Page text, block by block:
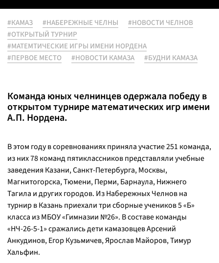
#КАМАЗ #НАБЕРЕЖНЫЕ ЧЕЛНЫ
#НОВОСТИ ЧЕЛНОВ
#ОТКРЫТЫЙ ТУРНИР
#МАТЕМТИЧЕСКИЕ ИГРЫ ИМЕНИ НОРДЕНА
#ПЕРВОЕ МЕСТО
#НОВОСТИ КАМАЗА #БУДНИ КАМАЗА
Команда юных челнинцев одержала победу в
открытом турнире математических игр имени
А.П. Нордена.
В этом году в соревнованиях приняла участие 251 команда,
из них 78 команд пятиклассников представляли учебные
заведения Казани, Санкт-Петербурга, Москвы,
Магнитогорска, Тюмени, Перми, Барнаула, Нижнего
Тагила и других городов. Из Набережных Челнов на
турнир в Казань приехали три сборные учеников 5 «Б»
класса из МБОУ «Гимназии №26». В составе команды
«НЧ-26-5-1» сражались дети камазовцев Арсений
Анкудинов, Егор Кузьмичев, Ярослав Майоров, Тимур
Хальфин.